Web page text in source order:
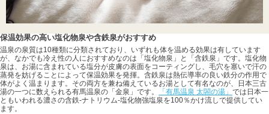
保温効果の高い塩化物泉や含鉄泉がおすすめ
温泉の泉質は10種類に分類されており、いずれも体を温める効果は有しています
が、なかでも冷え性の人におすすめなのは「塩化物泉」と「含鉄泉」です。塩化物
泉は、お湯に含まれている塩分が皮膚の表面をコーティングし、毛穴を塞いで汗の
蒸発を妨げることによって保温効果を発揮。含鉄泉は熱伝導率の良い鉄分の作用で
体がよく温まります。その両方を兼ね備えているお湯として有名なのが、日本三古
湯の一つに数えられる有馬温泉の「金泉」です。
「有馬温泉 太閤の湯」 では日本一
ともいわれる濃さの含鉄-ナトリウム-塩化物強塩泉を100％かけ流しで提供してい
ます。